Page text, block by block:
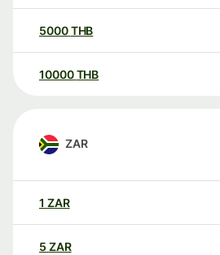
5000THB
10000 THB
ZAR
1 ZAR
5 ZAR